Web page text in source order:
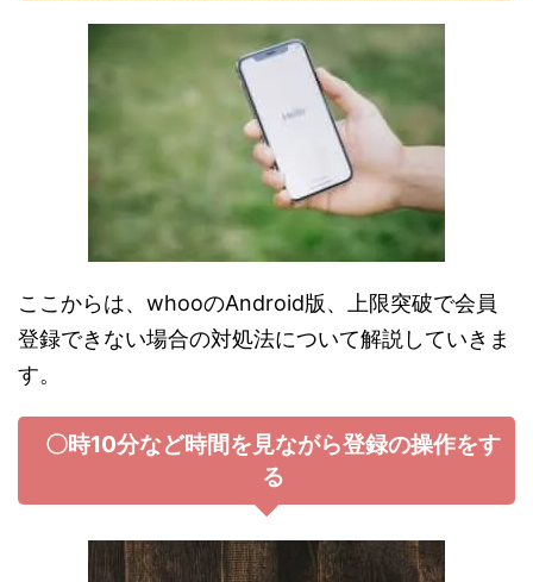
ここからは、whooのAndroid版、上限突破で会員
登録できない場合の対処法について解説していきま
す。
〇時10分など時間を見ながら登録の操作をす
る